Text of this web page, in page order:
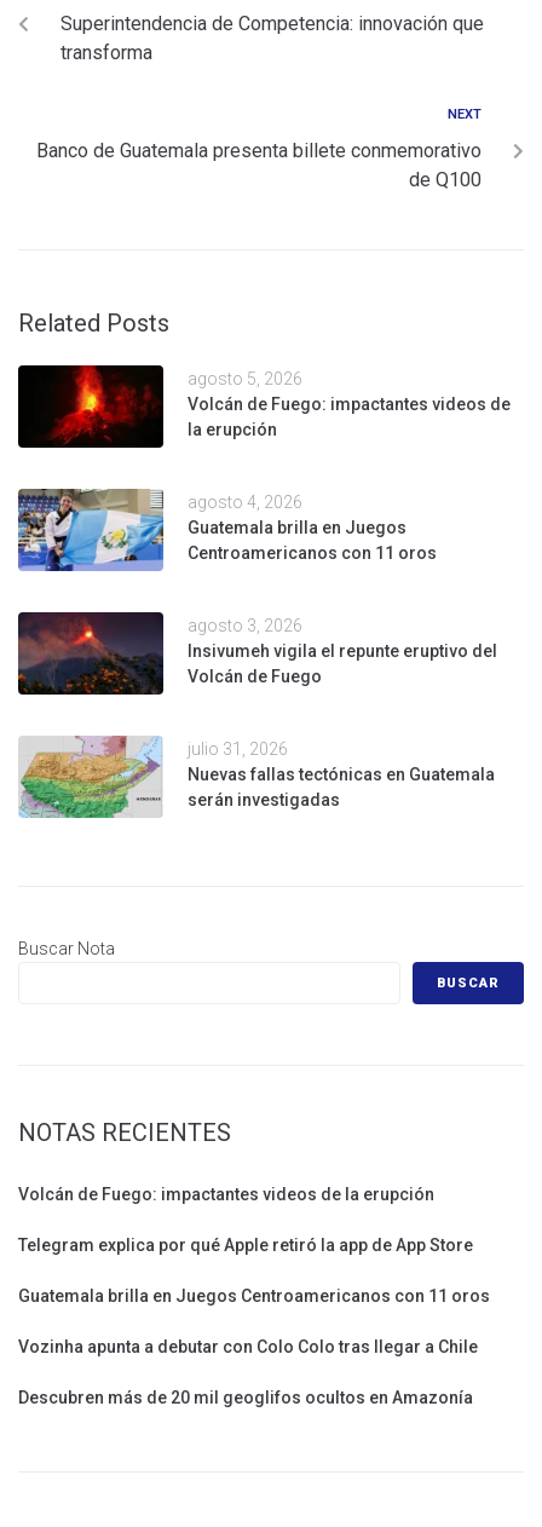
Superintendencia de Competencia: innovación que
transforma
NEXT
Banco de Guatemala presenta billete conmemorativo
de Q100
Related Posts
agosto 5, 2026
Volcán de Fuego: impactantes videos de
la erupción
agosto 4, 2026
Guatemala brilla en Juegos
Centroamericanos con 11 oros
agosto 3, 2026
Insivumeh vigila el repunte eruptivo del
Volcán de Fuego
julio 31, 2026
Nuevas fallas tectónicas en Guatemala
serán investigadas
Buscar Nota
BUSCAR
NOTAS RECIENTES
Volcán de Fuego: impactantes videos de la erupción
Telegram explica por qué Apple retiró la app de App Store
Guatemala brilla en Juegos Centroamericanos con 11 oros
Vozinha apunta a debutar con Colo Colo tras llegar a Chile
Descubren más de 20 mil geoglifos ocultos en Amazonía